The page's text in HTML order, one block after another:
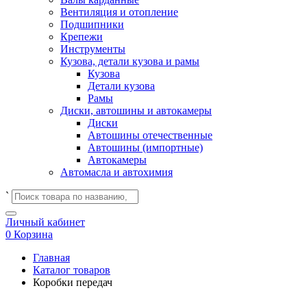
Вентиляция и отопление
Подшипники
Крепежи
Инструменты
Кузова, детали кузова и рамы
Кузова
Детали кузова
Рамы
Диски, автошины и автокамеры
Диски
Автошины отечественные
Автошины (импортные)
Автокамеры
Автомасла и автохимия
`
Личный кабинет
0 Корзина
Главная
Каталог товаров
Коробки передач